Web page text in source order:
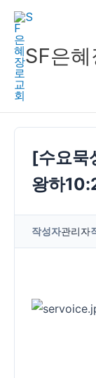
너
SF은
[수요묵
왕하
작성자관리자